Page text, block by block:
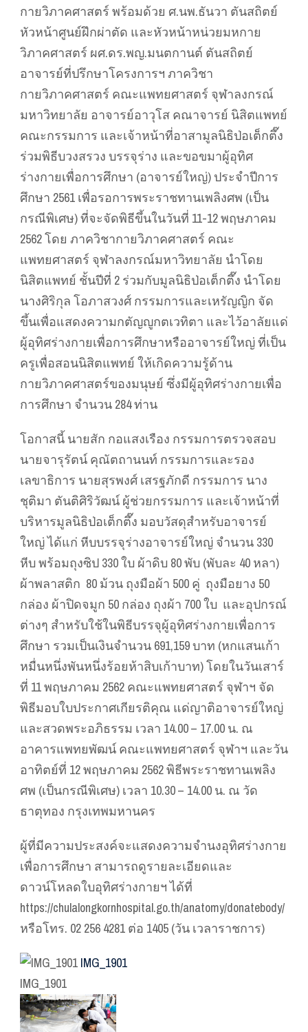
กายวิภาคศาสตร์ พร้อมด้วย ศ.นพ.ธันวา ตันสถิตย์
หัวหน้าศูนย์ฝึกผ่าตัด และหัวหน้าหน่วยมหกาย
วิภาคศาสตร์ ผศ.ดร.พญ.มนตกานต์ ตันสถิตย์
อาจารย์ที่ปรึกษาโครงการฯ ภาควิชา
กายวิภาคศาสตร์ คณะแพทยศาสตร์ จุฬาลงกรณ์
มหาวิทยาลัย อาจารย์อาวุโส คณาจารย์ นิสิตแพทย์
คณะกรรมการ และเจ้าหน้าที่อาสามูลนิธิป่อเต็กตึ๊ง
ร่วมพิธีบวงสรวง บรรจุร่าง และขอขมาผู้อุทิศ
ร่างกายเพื่อการศึกษา (อาจารย์ใหญ่) ประจำปีการ
ศึกษา 2561 เพื่อรอการพระราชทานเพลิงศพ (เป็น
กรณีพิเศษ) ที่จะจัดพิธีขึ้นในวันที่ 11-12 พฤษภาคม
2562 โดย ภาควิชากายวิภาคศาสตร์ คณะ
แพทยศาสตร์ จุฬาลงกรณ์มหาวิทยาลัย นำโดย
นิสิตแพทย์ ชั้นปีที่ 2 ร่วมกับมูลนิธิป่อเต็กตึ๊ง นำโดย
นางศิริกุล โอภาสวงศ์ กรรมการและเหรัญญิก จัด
ขึ้นเพื่อแสดงความกตัญญูกตเวทิตา และไว้อาลัยแด่
ผู้อุทิศร่างกายเพื่อการศึกษาหรืออาจารย์ใหญ่ ที่เป็น
ครูเพื่อสอนนิสิตแพทย์ ให้เกิดความรู้ด้าน
กายวิภาคศาสตร์ของมนุษย์ ซึ่งมีผู้อุทิศร่างกายเพื่อ
การศึกษา จำนวน 284 ท่าน
โอกาสนี้ นายสัก กอแสงเรือง กรรมการตรวจสอบ
นายจารุรัตน์ คุณัตถานนท์ กรรมการและรอง
เลขาธิการ นายสุรพงศ์ เสรฐภักดี กรรมการ นาง
ชุติมา ตันติศิริวัฒน์ ผู้ช่วยกรรมการ และเจ้าหน้าที่
บริหารมูลนิธิป่อเต็กตึ๊ง มอบวัสดุสำหรับอาจารย์
ใหญ่ ได้แก่ หีบบรรจุร่างอาจารย์ใหญ่ จำนวน 330
หีบ พร้อมถุงซิป 330 ใบ ผ้าดิบ 80 พับ (พับละ 40 หลา)
ผ้าพลาสติก 80 ม้วน ถุงมือผ้า 500 คู่ ถุงมือยาง 50
กล่อง ผ้าปิดจมูก 50 กล่อง ถุงผ้า 700 ใบ และอุปกรณ์
ต่างๆ สำหรับใช้ในพิธีบรรจุผู้อุทิศร่างกายเพื่อการ
ศึกษา รวมเป็นเงินจำนวน 691,159 บาท (หกแสนเก้า
หมื่นหนึ่งพันหนึ่งร้อยห้าสิบเก้าบาท) โดยในวันเสาร์
ที่ 11 พฤษภาคม 2562 คณะแพทยศาสตร์ จุฬาฯ จัด
พิธีมอบใบประกาศเกียรติคุณ แด่ญาติอาจารย์ใหญ่
และสวดพระอภิธรรม เวลา 14.00 – 17.00 น. ณ
อาคารแพทยพัฒน์ คณะแพทยศาสตร์ จุฬาฯ และวัน
อาทิตย์ที่ 12 พฤษภาคม 2562 พิธีพระราชทานเพลิง
ศพ (เป็นกรณีพิเศษ) เวลา 10.30 – 14.00 น. ณ วัด
ธาตุทอง กรุงเทพมหานคร
ผู้ที่มีความประสงค์จะแสดงความจำนงอุทิศร่างกาย
เพื่อการศึกษา สามารถดูรายละเอียดและ
ดาวน์โหลดใบอุทิศร่างกายฯ ได้ที่
https://chulalongkornhospital.go.th/anatomy/donatebody/
หรือโทร. 02 256 4281 ต่อ 1405 (วัน เวลาราชการ)
IMG_1901
IMG_1901